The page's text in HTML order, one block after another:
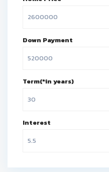
Down Payment
Term(*in years)
Interest